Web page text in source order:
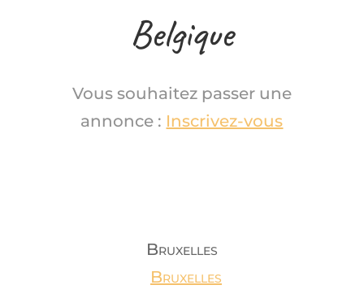
Belgique
Vous souhaitez passer une
annonce : Inscrivez-vous
Bruxelles
Bruxelles